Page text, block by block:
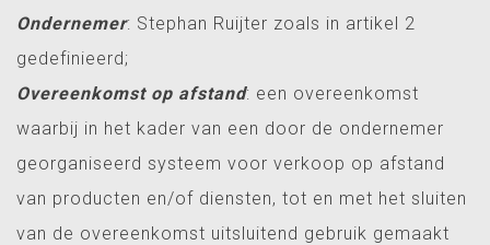
Ondernemer: Stephan Ruijter zoals in artikel 2
gedefinieerd;
Overeenkomst op afstand: een overeenkomst
waarbij in het kader van een door de ondernemer
georganiseerd systeem voor verkoop op afstand
van producten en/of diensten, tot en met het sluiten
van de overeenkomst uitsluitend gebruik gemaakt